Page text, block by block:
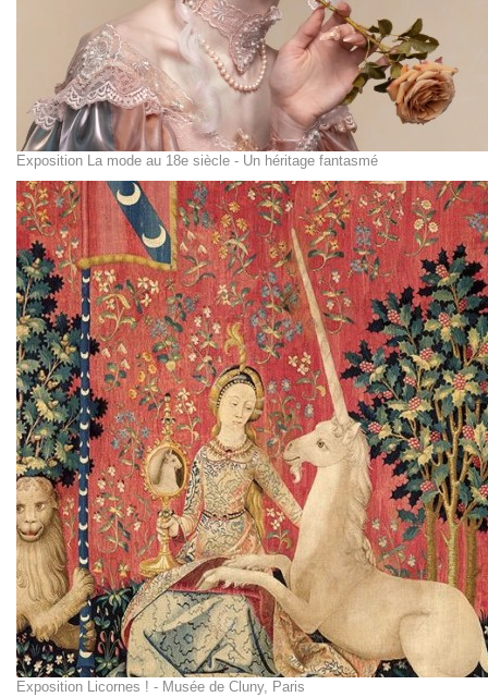
Exposition La mode au 18e siècle - Un héritage fantasmé
Exposition Licornes ! - Musée de Cluny, Paris